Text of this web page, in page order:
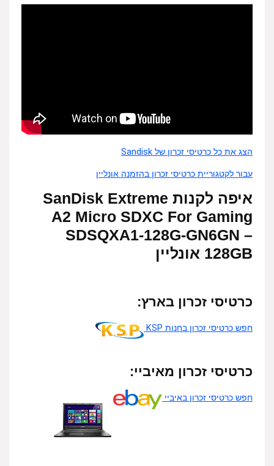
הצג את כל כרטיסי זכרון של Sandisk
עבור לקטגוריית כרטיסי זכרון בהזמנה אונליין
איפה לקנות SanDisk Extreme
A2 Micro SDXC For Gaming
SDSQXA1-128G-GN6GN –
128GB אונליין
כרטיסי זכרון בארץ:
חפש כרטיסי זכרון בחנות KSP
כרטיסי זכרון מאיביי:
חפש כרטיסי זכרון באיביי